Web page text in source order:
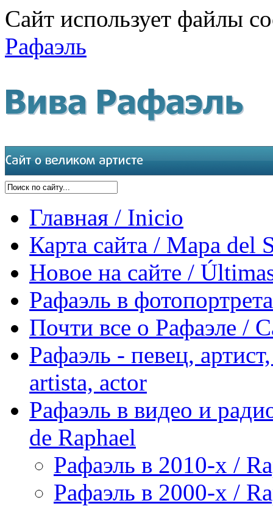
Сайт использует файлы
Рафаэль
Главная / Inicio
Карта сайта / Mapa del
Новое на сайте /
Рафаэль в
Почти все о Рафаэле /
Рафаэль - певец,
artista, actor
Рафаэль в видео и
de Raphael
Рафаэль в 2010-х /
Рафаэль в 2000-х /